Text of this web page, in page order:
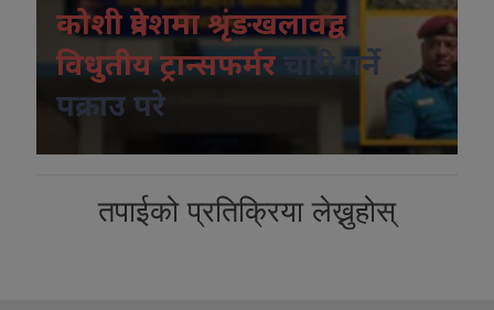
कोशी प्रदेशमा श्रृंङखलावद्व
विधुतीय ट्रान्सफर्मर
चोरी गर्ने
पक्राउ परे
तपाईको प्रतिक्रिया लेख्नुहोस्